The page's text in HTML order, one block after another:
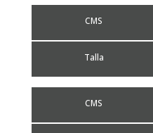
CMS
Talla
CMS